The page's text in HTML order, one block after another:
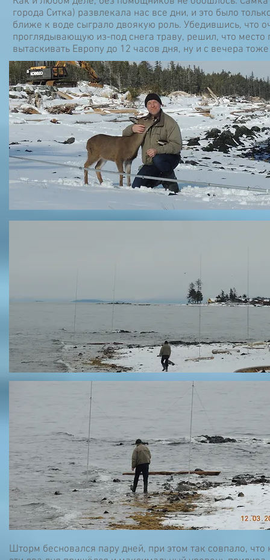
города Ситка) развлекала нас все дни, и это было
ближе к воде сыграло двоякую роль. Убедившись, что
проглядывающую из-под снега траву, решил, что
вытаскивать Европу до 12 часов дня, ну и с вечера
Шторм бесновался пару дней, при этом так совпало, что